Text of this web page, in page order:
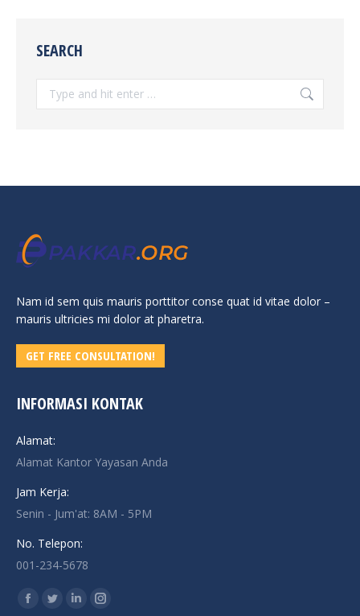
SEARCH
Search:
Nam id sem quis mauris porttitor conse quat id vitae dolor –
mauris ultricies mi dolor at pharetra.
GET FREE CONSULTATION!
INFORMASI KONTAK
Alamat:
Alamat Kantor Yayasan Anda
Jam Kerja:
Senin - Jum'at: 8AM - 5PM
No. Telepon:
001-234-5678
Find us on:
Facebook
TwitterLinkedinInstagram